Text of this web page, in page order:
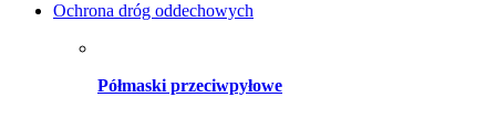
Ochrona dróg oddechowych
Półmaski przeciwpyłowe